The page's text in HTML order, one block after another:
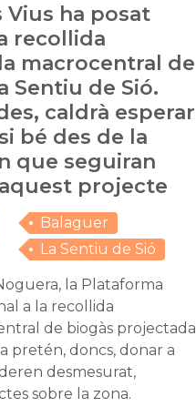
Vius ha posat
recollida
macrocentral de
Sentiu de Sió.
caldrà esperar
bé des de la
que seguiran
projecte
Balaguer
La Sentiu de Sió
la Plataforma
a la recollida
de biogàs projectada
pretén, doncs, donar a
desmesurat,
sobre la zona.